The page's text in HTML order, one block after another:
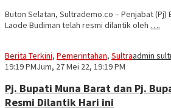
Buton Selatan, Sultrademo.co – Penjabat (Pj)
Laode Budiman telah resmi dilantik oleh ….
Berita Terkini, Pemerintahan, Sultraadmin
19:19 PMJum, 27 Mei 22, 19:19 PM
Pj. Bupati Muna Barat dan Pj.
Resmi Dilantik Hari ini